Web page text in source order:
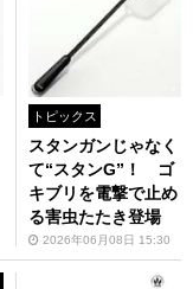
トピックス
スタンガンじゃなく
て“スタンG”！ ゴ
キブリを電撃で止め
る害虫たたき登場
2026年06月08日 15:30